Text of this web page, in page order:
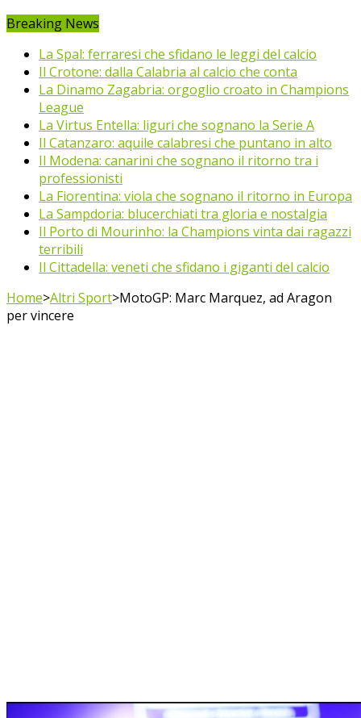
Breaking News
La Spal: ferraresi che sfidano le leggi del calcio
Il Crotone: dalla Calabria al calcio che conta
La Dinamo Zagabria: orgoglio croato in Champions
League
La Virtus Entella: liguri che sognano la Serie A
Il Catanzaro: aquile calabresi che puntano in alto
Il Modena: canarini che sognano il ritorno tra i
professionisti
La Fiorentina: viola che sognano il ritorno in Europa
La Sampdoria: blucerchiati tra gloria e nostalgia
Il Porto di Mourinho: la Champions vinta dai ragazzi
terribili
Il Cittadella: veneti che sfidano i giganti del calcio
Home>Altri Sport>MotoGP: Marc Marquez, ad Aragon
per vincere